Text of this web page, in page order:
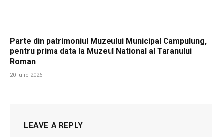
Parte din patrimoniul Muzeului Municipal Campulung,
pentru prima data la Muzeul National al Taranului
Roman
20 iulie 2026
LEAVE A REPLY